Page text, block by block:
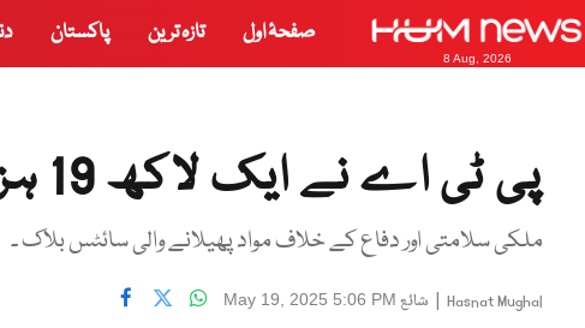
8 Aug, 2026
صفحۂ اول تازہ ترین پاکستان
پی ٹی اے نے ایک لاکھ 19 ہزار 496سائٹس بلاک کردیں
ملکی سلامتی اور دفاع کے خلاف مواد پھیلانے والی سائٹس بلاک ۔
Hasnat Mughal
| شائع May 19, 2025 5:06 PM